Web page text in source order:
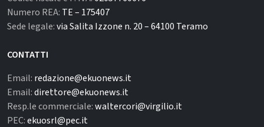
Numero REA: TE – 175407
Sede legale:via Salita Izzone n. 20 – 64100 Teramo
CONTATTI
Email: redazione@ekuonews.it
Email:direttore@ekuonews.it
Resp.le commerciale:waltercori@virgilio.it
PEC:ekuosrl@pec.it